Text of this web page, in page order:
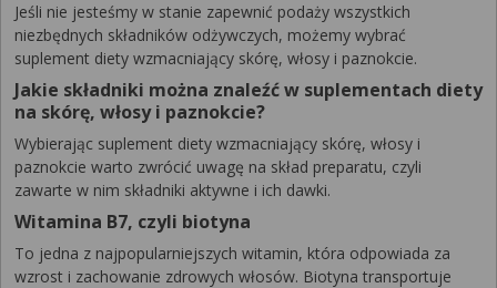
Jeśli nie jesteśmy w stanie zapewnić podaży wszystkich
niezbędnych składników odżywczych, możemy wybrać
suplement diety wzmacniający skórę, włosy i paznokcie.
Jakie składniki można znaleźć w suplementach diety
na skórę, włosy i paznokcie?
Wybierając suplement diety wzmacniający skórę, włosy i
paznokcie warto zwrócić uwagę na skład preparatu, czyli
zawarte w nim składniki aktywne i ich dawki.
Witamina B7, czyli biotyna
To jedna z najpopularniejszych witamin, która odpowiada za
wzrost i zachowanie zdrowych włosów. Biotyna transportuje